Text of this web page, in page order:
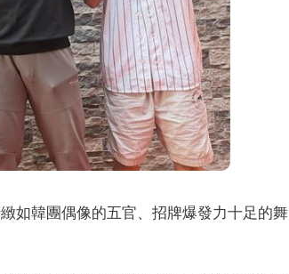
如韓團偶像的五官、招牌爆發力十足的舞